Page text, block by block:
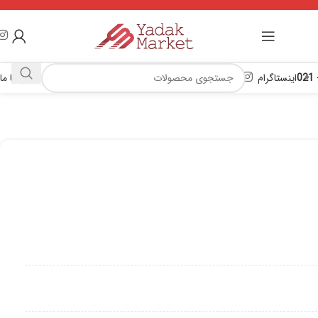
اینستاگرام تماس با ما